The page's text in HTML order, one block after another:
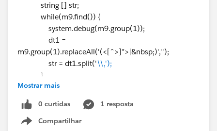
string [] str;
while(m9.find()) {
system.debug(m9.group(1));
dt1 =
m9.group(1).replaceAll('(<[^>]*>|&nbsp;)','');
str = dt1.split('\\,');
}
//City
city = str[0];
//Postal Code
Mostrar mais
0 curtidas
1 resposta
Compartilhar
Show menu